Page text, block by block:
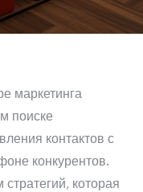
маркетинга
поиске
контактов с
конкурентов.
которая